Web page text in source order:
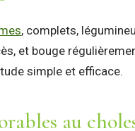
, complets,
et bouge
simple et efficace.
au